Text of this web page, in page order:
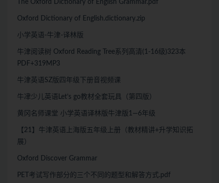
The Oxford Dictionary of English Grammar.pdf
Oxford Dictionary of English.dictionary.zip
小学英语-牛津-译林版
牛津阅读树 Oxford Reading Tree系列高清(1-16级)323本
PDF+319MP3
牛津英语SZ版四年级下册音视频课
牛冿少儿英语Let’s go教材全套玩具（第四版）
黄冈名师课堂 小学英语译林版牛津版1—6年级
【21】牛津英语上海版五年级上册（教材精讲+升学知识拓
展）
Oxford Discover Grammar
PET考试写作部分的三个不同的题型和解答方式.pdf